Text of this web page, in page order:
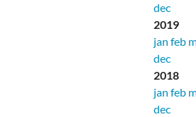
dec
2019
jan feb
dec
2018
jan feb
dec